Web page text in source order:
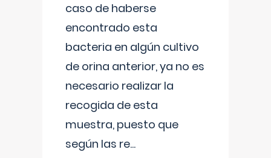
caso de haberse
encontrado esta
bacteria en algún cultivo
de orina anterior, ya no es
necesario realizar la
recogida de esta
muestra, puesto que
según las re...